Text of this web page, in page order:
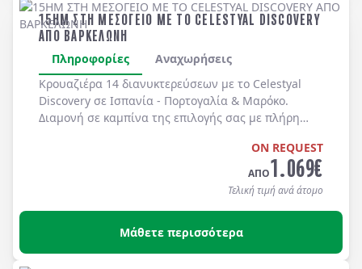
15ΗΜ ΣΤΗ ΜΕΣΟΓΕΙΟ ΜΕ ΤΟ CELESTYAL DISCOVERY
ΑΠΟ ΒΑΡΚΕΛΩΝΗ
Πληροφορίες
Αναχωρήσεις
Κρουαζιέρα 14 διανυκτερεύσεων με το Celestyal
Discovery σε Ισπανία - Πορτογαλία & Μαρόκο.
Διαμονή σε καμπίνα της επιλογής σας με πλήρη
ON REQUEST
ΑΠΟ1.069€
Τελική τιμή ανά άτομο
Μάθετε περισσότερα